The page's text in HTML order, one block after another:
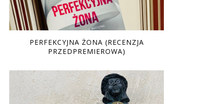
PERFEKCYJNA ŻONA (RECENZJA
PRZEDPREMIEROWA)